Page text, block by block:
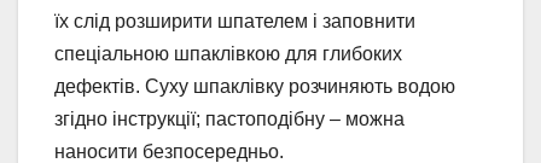
їх слід розширити шпателем і заповнити
спеціальною шпаклівкою для глибоких
дефектів. Суху шпаклівку розчиняють водою
згідно інструкції; пастоподібну – можна
наносити безпосередньо.